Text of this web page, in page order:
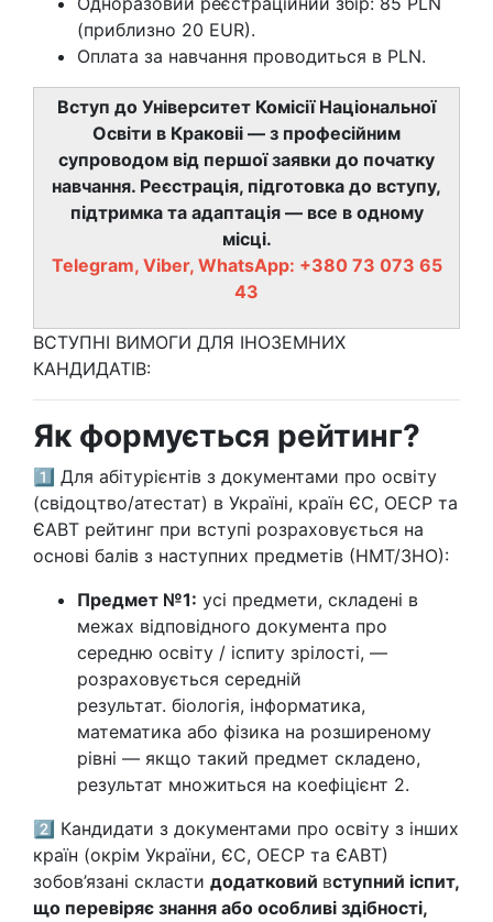
(приблизно 20 EUR).
Оплата за навчання проводиться в PLN.
Вступ до Університет Комісії Національної
Освіти в Краковіі — з професійним
супроводом від першої заявки до початку
навчання. Реєстрація, підготовка до вступу,
підтримка та адаптація — все в одному
місці.
Telegram, Viber, WhatsApp: +380 73 073 65
43
ВСТУПНІ ВИМОГИ ДЛЯ ІНОЗЕМНИХ
КАНДИДАТІВ:
Як формується рейтинг?
1️⃣ Для абітурієнтів з документами про освіту
(свідоцтво/атестат) в Україні, країн ЄС, ОЕСР та
ЄАВТ рейтинг при вступі розраховується на
основі балів з наступних предметів (НМТ/ЗНО):
Предмет №1: усі предмети, складені в
межах відповідного документа про
середню освіту / іспиту зрілості, —
розраховується середній
результат. біологія, інформатика,
математика або фізика на розширеному
рівні — якщо такий предмет складено,
результат множиться на коефіцієнт 2.
2️⃣ Кандидати з документами про освіту з інших
країн (окрім України, ЄС, ОЕСР та ЄАВТ)
зобов’язані скласти додатковий вступний іспит,
що перевіряє знання або особливі здібності,